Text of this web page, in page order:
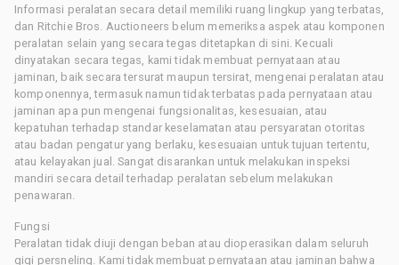
Informasi peralatan secara detail memiliki ruang lingkup yang terbatas,
dan Ritchie Bros. Auctioneers belum memeriksa aspek atau komponen
peralatan selain yang secara tegas ditetapkan di sini. Kecuali
dinyatakan secara tegas, kami tidak membuat pernyataan atau
jaminan, baik secara tersurat maupun tersirat, mengenai peralatan atau
komponennya, termasuk namun tidak terbatas pada pernyataan atau
jaminan apa pun mengenai fungsionalitas, kesesuaian, atau
kepatuhan terhadap standar keselamatan atau persyaratan otoritas
atau badan pengatur yang berlaku, kesesuaian untuk tujuan tertentu,
atau kelayakan jual. Sangat disarankan untuk melakukan inspeksi
mandiri secara detail terhadap peralatan sebelum melakukan
penawaran.
Fungsi
Peralatan tidak diuji dengan beban atau dioperasikan dalam seluruh
gigi persneling. Kami tidak membuat pernyataan atau jaminan bahwa